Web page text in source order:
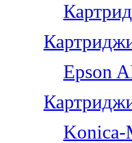
Epson
Konica-